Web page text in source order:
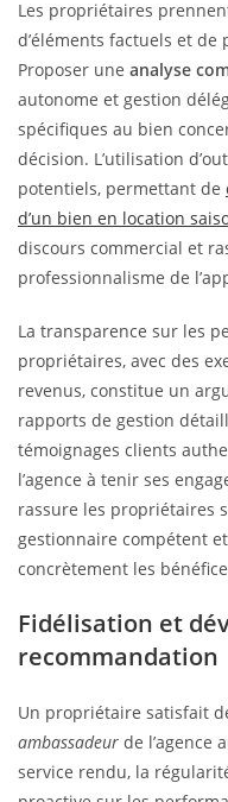
Les propriétaires
d’éléments factuels et
Proposer une analyse
autonome et gestion
spécifiques au bien
décision. L’utilisation
potentiels, permettant de
d’un bien en location
discours commercial et
professionnalisme de
La transparence sur les
propriétaires, avec des
revenus, constitue un
rapports de gestion
témoignages clients
l’agence à tenir ses
rassure les propriétaires
gestionnaire compétent
concrètement les
Fidélisation et
recommandation
Un propriétaire satisfait
ambassadeur de l’agence
service rendu, la